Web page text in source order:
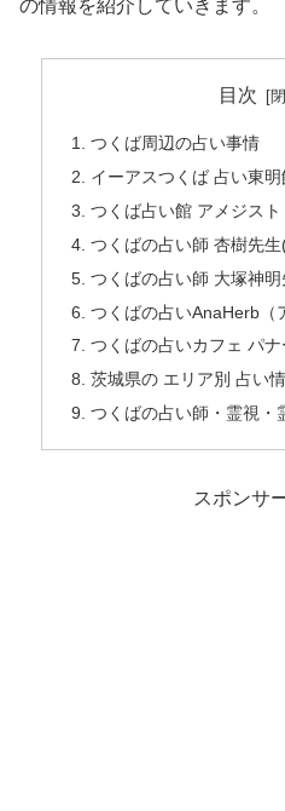
の情報を紹介していきます。
目次
つくば周辺の占い事情
イーアスつくば 占い東明
つくば占い館 アメジスト
つくばの占い師 杏樹先
つくばの占い師 大塚神明
つくばの占いAnaHerb（
つくばの占いカフェ パナ
茨城県の エリア別 占い
つくばの占い師・霊視・
スポンサ